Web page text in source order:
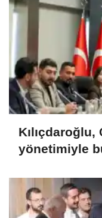
Kılıçdaroğlu,
yönetimiyle